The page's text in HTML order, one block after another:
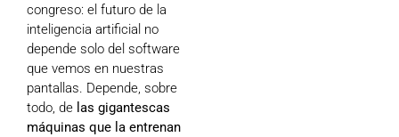
congreso: el futuro de la
inteligencia artificial no
depende solo del software
que vemos en nuestras
pantallas. Depende, sobre
todo, de las gigantescas
máquinas que la entrenan